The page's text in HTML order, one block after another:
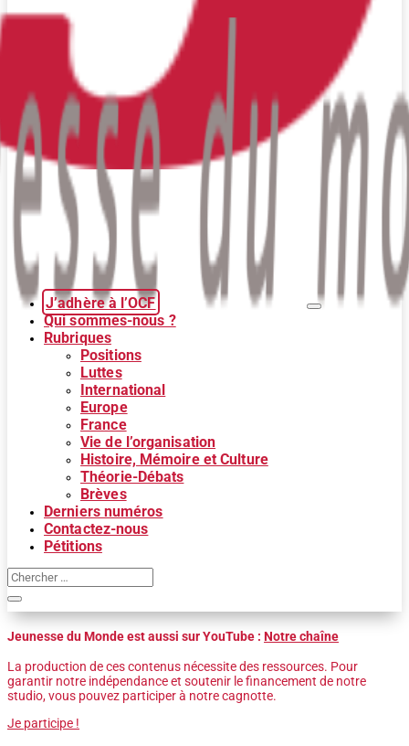
J’adhère à l’OCF
Qui sommes-nous ?
Rubriques
Positions
Luttes
International
Europe
France
Vie de l’organisation
Histoire, Mémoire et Culture
Théorie-Débats
Brèves
Derniers numéros
Contactez-nous
Pétitions
Jeunesse du Monde est aussi sur YouTube : Notre chaîne
La production de ces contenus nécessite des ressources. Pour
garantir notre indépendance et soutenir le financement de notre
studio, vous pouvez participer à notre cagnotte.
Je participe !